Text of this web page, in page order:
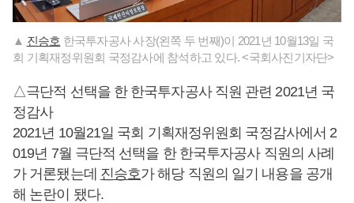
▲ 진승호 한국투자공사 사장(왼쪽 두 번째)이 2021년 10월13일 국
회 기획재정위원회 국정감사에 참석하고 있다. <국회사진기자단>
△극단적 선택을 한 한국투자공사 직원 관련 2021년 국
정감사
2021년 10월21일 국회 기획재정위원회 국정감사에서 2
019년 7월 극단적 선택을 한 한국투자공사 직원의 사례
가 거론됐는데 진승호가 해당 직원의 일기 내용을 공개
해 논란이 됐다.